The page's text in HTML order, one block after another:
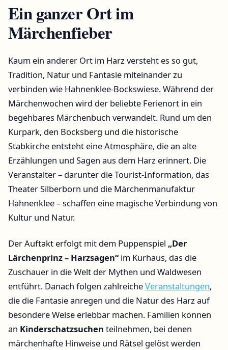
Ein ganzer Ort im
Märchenfieber
Kaum ein anderer Ort im Harz versteht es so gut,
Tradition, Natur und Fantasie miteinander zu
verbinden wie Hahnenklee-Bockswiese. Während der
Märchenwochen wird der beliebte Ferienort in ein
begehbares Märchenbuch verwandelt. Rund um den
Kurpark, den Bocksberg und die historische
Stabkirche entsteht eine Atmosphäre, die an alte
Erzählungen und Sagen aus dem Harz erinnert. Die
Veranstalter – darunter die Tourist-Information, das
Theater Silberborn und die Märchenmanufaktur
Hahnenklee – schaffen eine magische Verbindung von
Kultur und Natur.
Der Auftakt erfolgt mit dem Puppenspiel „Der
Lärchenprinz – Harzsagen“ im Kurhaus, das die
Zuschauer in die Welt der Mythen und Waldwesen
entführt. Danach folgen zahlreicheVeranstaltungen,
die die Fantasie anregen und die Natur des Harz auf
besondere Weise erlebbar machen. Familien können
an Kinderschatzsuchen teilnehmen, bei denen
märchenhafte Hinweise und Rätsel gelöst werden